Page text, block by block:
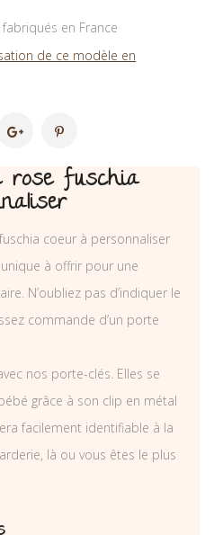
en France
de ce modèle en
rose fuschia
coeur à personnaliser
à offrir pour une
N’oubliez pas d’indiquer le
commande d’un porte
nos porte-clés. Elles se
grâce à son clip en métal
facilement identifiable à la
là ou vous êtes le plus